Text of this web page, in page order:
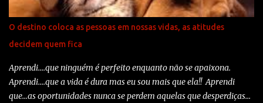
cheio de imperfeições, a natureza tem sua personalidade que nem
sempre é a que a gente deseja, mas e aí? Fazer o quê? Acabar com
seu dia? Com seu bom humor? Com sua esperança? O que eu
desejo para todos nós é sabedoria! E que todos saibamos
transformar tudo em uma boa experiência!...
O destino coloca as pessoas em nossas vidas, as atitudes
decidem quem fica
Aprendi....que ninguém é perfeito enquanto não se apaixona.
Aprendi....que a vida é dura mas eu sou mais que ela!! Aprendi
que...as oportunidades nunca se perdem aquelas que desperdiças...